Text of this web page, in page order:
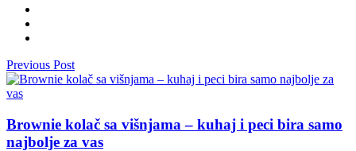
Previous Post
Brownie kolač sa višnjama – kuhaj i peci bira samo
najbolje za vas